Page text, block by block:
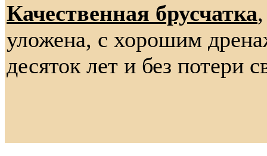
Качественная брусчатка
уложена, с хорошим
десяток лет и без потери